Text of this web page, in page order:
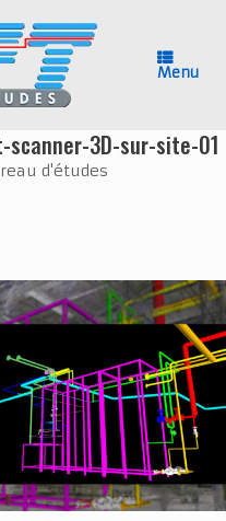
Menu
scanner-3D-sur-site-01
d'études